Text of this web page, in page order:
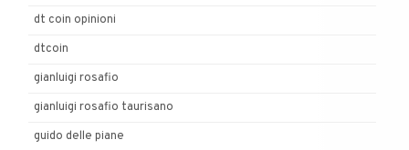
dt coin opinioni
dtcoin
gianluigi rosafio
gianluigi rosafio taurisano
guido delle piane